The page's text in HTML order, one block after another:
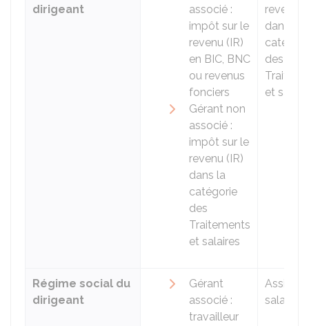
dirigeant
associé :
impôt sur le
revenu (IR)
en BIC, BNC
ou revenus
fonciers
Gérant non
associé :
impôt sur le
revenu (IR)
dans la
catégorie
des
Traitements
et salaires
revenu
dans la
des
et
Régime social du
dirigeant
Gérant
associé :
travailleur
Assimilé
salarié